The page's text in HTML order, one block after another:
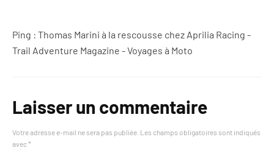
Ping : Thomas Marini à la rescousse chez Aprilia Racing -
Trail Adventure Magazine - Voyages à Moto
Laisser un commentaire
Votre adresse e-mail ne sera pas publiée. Les champs obligatoires sont indiqués
avec *